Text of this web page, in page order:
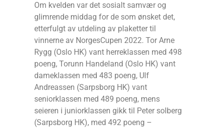
Om kvelden var det sosialt samvær og
glimrende middag for de som ønsket det,
etterfulgt av utdeling av plaketter til
vinnerne av NorgesCupen 2022. Tor Arne
Rygg (Oslo HK) vant herreklassen med 498
poeng, Torunn Handeland (Oslo HK) vant
dameklassen med 483 poeng, Ulf
Andreassen (Sarpsborg HK) vant
seniorklassen med 489 poeng, mens
seieren i juniorklassen gikk til Peter solberg
(Sarpsborg HK), med 492 poeng –